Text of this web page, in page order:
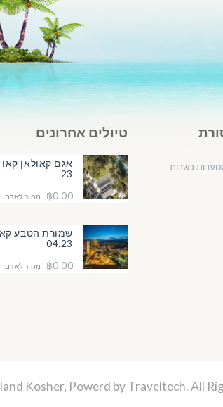
כשרות
טיולים אחרונים
אגם קאולאן
23
฿0.00
מחיר לאדם
שמורת הטבע
04.23
฿0.00
מחיר לאדם
Traveltech. All